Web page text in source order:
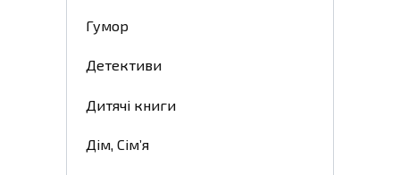
Гумор
Детективи
Дитячі книги
Дім, Сім’я